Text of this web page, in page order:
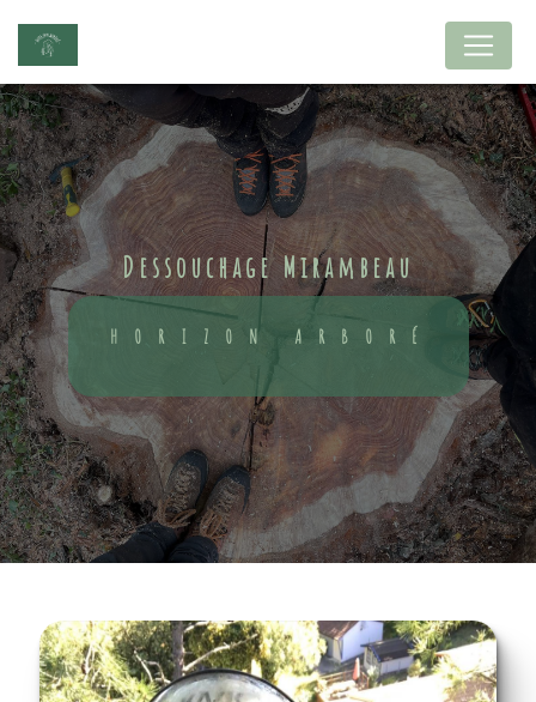
dessouchage Mirambeau
HORIZON ARBORÉ